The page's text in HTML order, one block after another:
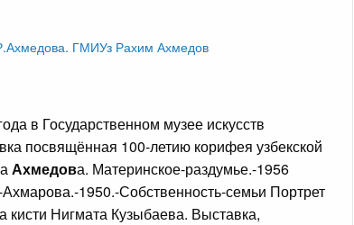
ГМИУз Рахим Ахмедов
в Государственном музее искусств
посвящённая 100-летию корифея узбекской
аАхмедова. Материнское-раздумье.-1956
1950.-Собственность-семьи Портрет
а кисти Нигмата Кузыбаева. Выставка,